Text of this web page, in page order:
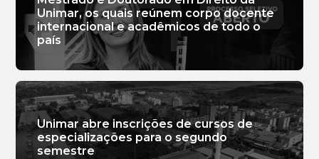
Unimar, os quais reúnem corpo docente
internacional e acadêmicos de todo o
país
Unimar abre inscrições de cursos de
especializações para o segundo
semestre